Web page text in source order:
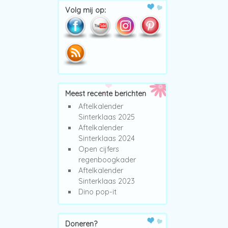
Volg mij op:
Meest recente berichten
Aftelkalender
Sinterklaas 2025
Aftelkalender
Sinterklaas 2024
Open cijfers
regenboogkader
Aftelkalender
Sinterklaas 2023
Dino pop-it
Doneren?